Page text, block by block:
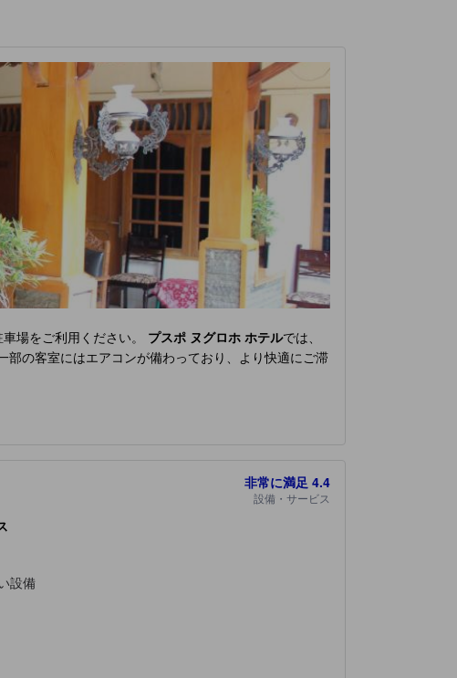
場をご利用ください。 プスポ ヌグロホ ホテルでは、
の客室にはエアコンが備わっており、より快適にご滞
非常に満足 4.4
設備・サービス
設備